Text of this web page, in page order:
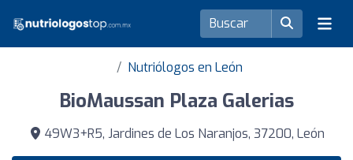
Nutriólogos en León
BioMaussan Plaza Galerias
49W3+R5, Jardines de Los Naranjos, 37200, León